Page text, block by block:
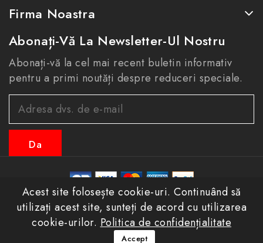
Firma Noastra
Abonați-Vă La Newsletter-Ul Nostru
Abonați-vă la cel mai recent buletin informativ
pentru a primi noutăți despre reduceri speciale.
Acest site folosește cookie-uri. Continuând să
utilizați acest site, sunteți de acord cu utilizarea
cookie-urilor. Politica de confidențialitate
Accept
© 2026 - eastconfort.ro toate drepturile rezervate
Aveți întrebări? Sunați-ne!